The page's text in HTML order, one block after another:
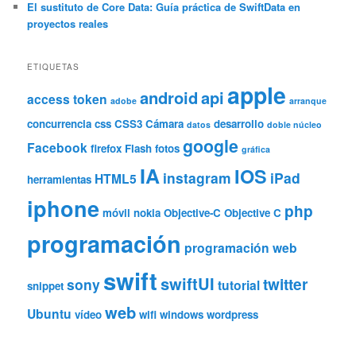
El sustituto de Core Data: Guía práctica de SwiftData en
proyectos reales
ETIQUETAS
access token adobe androidapiapple arranque
concurrencia css CSS3 Cámara datos desarrollo doble núcleo
Facebook firefox Flash fotos google gráfica
herramientas HTML5 IA instagram IOS iPad
iphone móvil nokia Objective-C Objective C php
programación programación web
snippet sony swiftswiftUI tutorialtwitter
Ubuntu vídeo web wifi windows wordpress